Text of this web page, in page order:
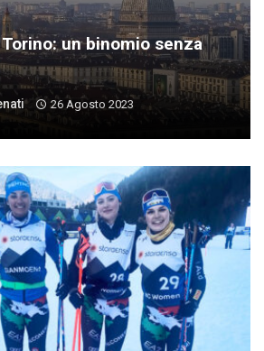
un binomio senza
26 Agosto 2023